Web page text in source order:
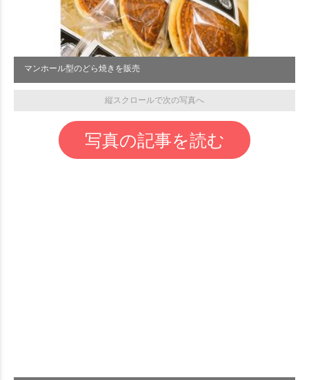
マンホール型のどら焼きを販売
縦スクロールで次の写真へ
写真の記事を読む